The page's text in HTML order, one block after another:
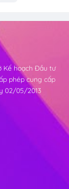
Kế hoạch Đầu tư
phép cung cấp
02/05/2013